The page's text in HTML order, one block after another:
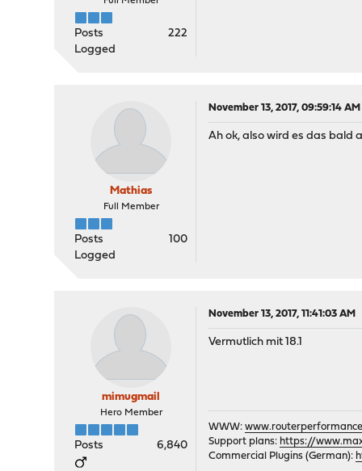
Posts
222
Logged
Mathias
Full Member
Posts
100
Logged
November 13, 2017, 09:59:14 AM
Ah ok, also wird es das bald
mimugmail
Hero Member
Posts 6,840
November 13, 2017, 11:41:03 AM
Vermutlich mit 18.1
WWW:
Support plans: https://
Commercial Plugins (German):